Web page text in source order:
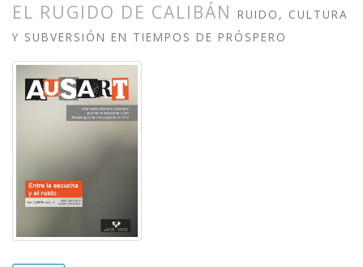
EL RUGIDO DE CALIBÁN
RUIDO, CULTURA
Y SUBVERSIÓN EN TIEMPOS DE PRÓSPERO